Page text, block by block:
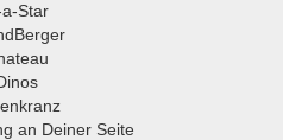
a-Star
an Deiner Seite